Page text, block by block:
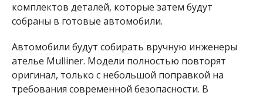
комплектов деталей, которые затем будут
собраны в готовые автомобили.
Автомобили будут собирать вручную инженеры
ателье Mulliner. Модели полностью повторят
оригинал, только с небольшой поправкой на
требования современной безопасности. В